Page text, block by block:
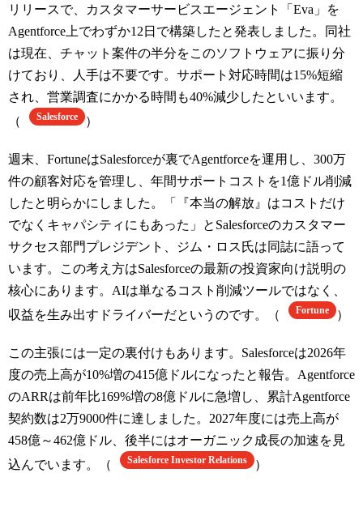
リリースで、カスタマーサービスエージェント「Eva」を
Agentforce上でわずか12日で構築したと発表しました。同社
は現在、チャット案件の半分をこのソフトウェアに振り分
けており、人手は不要です。サポート対応時間は15%短縮
され、営業調査にかかる時間も40%減少したといいます。
（
Salesforce ）
週末、FortuneはSalesforceが裏でAgentforceを運用し、300万
件の顧客対応を管理し、年間サポートコストを1億ドル削減
したと明らかにしました。「『本当の解放』はコストだけ
でなくキャパシティにもあった」とSalesforceのカスタマー
サクセス部門プレジデント、ジム・ロス氏は同誌に語って
います。この考え方はSalesforceの最新の投資家向け説明の
核心にあります。AIは単なるコスト削減ツールではなく、
収益を生み出すドライバーだというのです。（
Fortune ）
この主張には一定の裏付けもあります。Salesforceは2026年
度の売上高が10%増の415億ドルになったと報告。Agentforce
のARRは前年比169%増の8億ドルに急増し、累計Agentforce
契約数は2万9000件に達しました。2027年度には売上高が
458億～462億ドル、後半にはオーガニック成長の加速を見
込んでいます。（
Salesforce Investor Relations ）